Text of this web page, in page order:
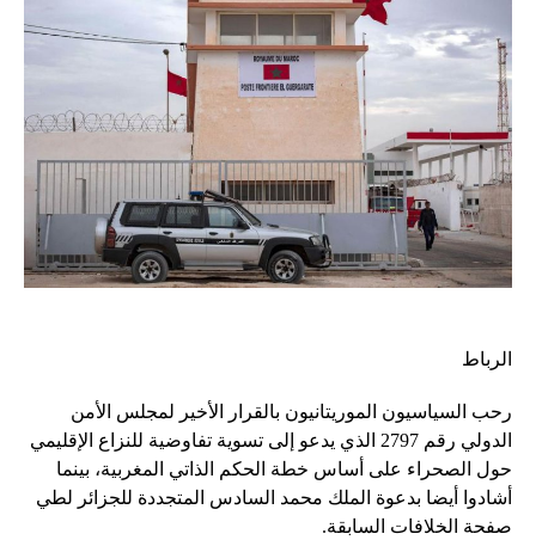
الرباط
رحب السياسيون الموريتانيون بالقرار الأخير لمجلس الأمن
الدولي رقم 2797 الذي يدعو إلى تسوية تفاوضية للنزاع الإقليمي
حول الصحراء على أساس خطة الحكم الذاتي المغربية، بينما
أشادوا أيضا بدعوة الملك محمد السادس المتجددة للجزائر لطي
صفحة الخلافات السابقة.